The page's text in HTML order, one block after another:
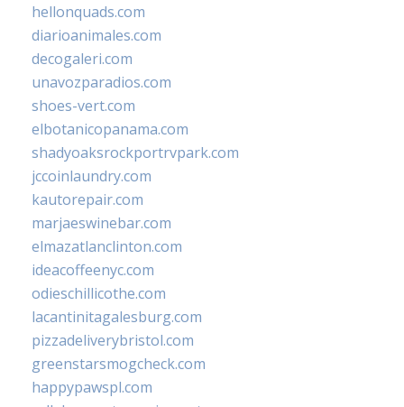
hellonquads.com
diarioanimales.com
decogaleri.com
unavozparadios.com
shoes-vert.com
elbotanicopanama.com
shadyoaksrockportrvpark.com
jccoinlaundry.com
kautorepair.com
marjaeswinebar.com
elmazatlanclinton.com
ideacoffeenyc.com
odieschillicothe.com
lacantinitagalesburg.com
pizzadeliverybristol.com
greenstarsmogcheck.com
happypawspl.com